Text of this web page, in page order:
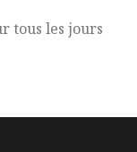
tous les jours